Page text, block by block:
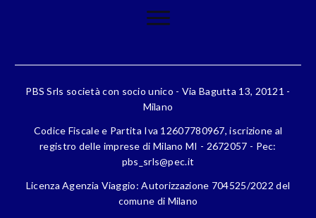
PBS Srls società con socio unico - Via Bagutta 13, 20121 -
Milano
Codice Fiscale e Partita Iva 12607780967, iscrizione al
registro delle imprese di Milano MI - 2672057 - Pec:
pbs_srls@pec.it
Licenza Agenzia Viaggio: Autorizzazione 704525/2022 del
comune di Milano